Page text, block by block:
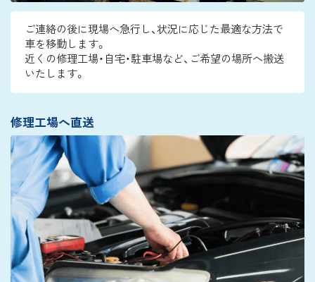
ご連絡の後に現場へ急行し、状況に応じた最適な方法で
車を移動します。
近くの修理工場・自宅・駐車場など、ご希望の場所へ搬送
いたします。
修理工場へ直送